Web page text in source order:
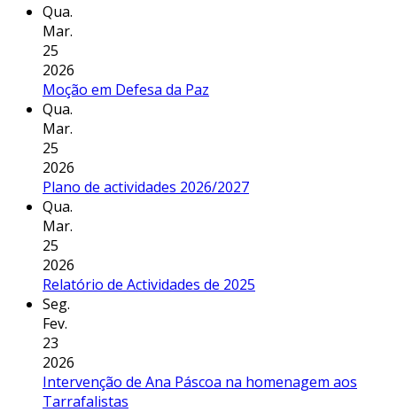
Qua.
Mar.
25
2026
Moção em Defesa da Paz
Qua.
Mar.
25
2026
Plano de actividades 2026/2027
Qua.
Mar.
25
2026
Relatório de Actividades de 2025
Seg.
Fev.
23
2026
Intervenção de Ana Páscoa na homenagem aos
Tarrafalistas